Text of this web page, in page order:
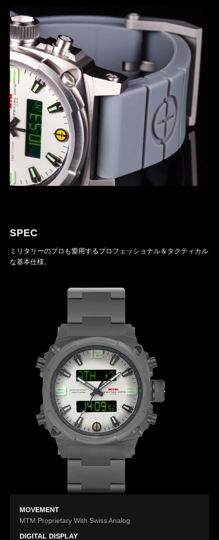
SPEC
ミリタリーのプロも愛用するプロフェッショナル＆タクティカル
な基本仕様。
MOVEMENT
MTM Proprietary With Swiss Analog
DIGITAL DISPLAY